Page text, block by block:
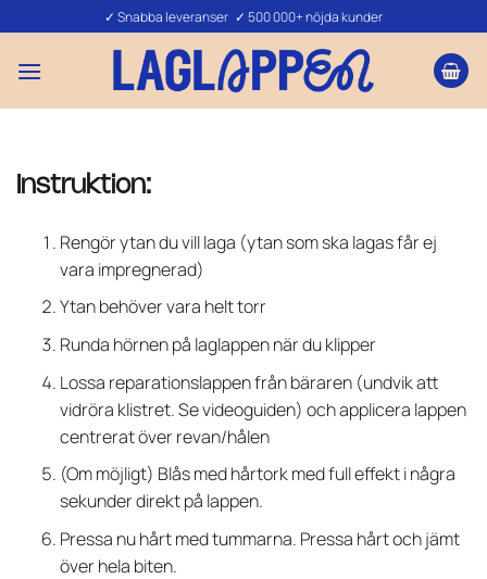
to
content
✓ Snabba leveranser ✓ 500 000+ nöjda kunder
Instruktion:
Rengör ytan du vill laga (ytan som ska lagas får ej
vara impregnerad)
Ytan behöver vara helt torr
Runda hörnen på laglappen när du klipper
Lossa reparationslappen från bäraren (undvik att
vidröra klistret. Se videoguiden) och applicera lappen
centrerat över revan/hålen
(Om möjligt) Blås med hårtork med full effekt i några
sekunder direkt på lappen.
Pressa nu hårt med tummarna. Pressa hårt och jämt
över hela biten.